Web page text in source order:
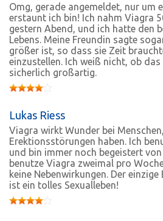
Omg, gerade angemeldet, nur um
erstaunt ich bin! Ich nahm Viagra
gestern Abend, und ich hatte den
Lebens. Meine Freundin sagte
größer ist, so dass sie Zeit
einzustellen. Ich weiß nicht, ob
sicherlich großartig.
Lukas Riess
Viagra wirkt Wunder bei
Erektionsstörungen haben. Ich
und bin immer noch begeistert von
benutze Viagra zweimal pro
keine Nebenwirkungen. Der einzige
ist ein tolles Sexualleben!